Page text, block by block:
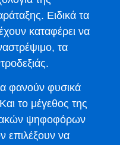
Ειδικά τα
καταφέρει να
τα
φανούν φυσικά
το μέγεθος της
ψηφοφόρων
επιλέξουν να